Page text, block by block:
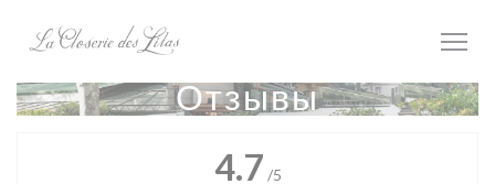
Отзывы
4.7 /5